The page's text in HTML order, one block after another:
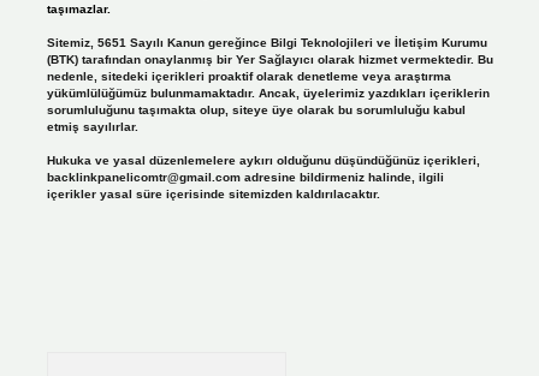
taşımazlar.
Sitemiz, 5651 Sayılı Kanun gereğince Bilgi Teknolojileri ve İletişim Kurumu
(BTK) tarafından onaylanmış bir Yer Sağlayıcı olarak hizmet vermektedir. Bu
nedenle, sitedeki içerikleri proaktif olarak denetleme veya araştırma
yükümlülüğümüz bulunmamaktadır. Ancak, üyelerimiz yazdıkları içeriklerin
sorumluluğunu taşımakta olup, siteye üye olarak bu sorumluluğu kabul
etmiş sayılırlar.
Hukuka ve yasal düzenlemelere aykırı olduğunu düşündüğünüz içerikleri,
backlinkpanelicomtr@gmail.comadresine bildirmeniz halinde, ilgili
içerikler yasal süre içerisinde sitemizden kaldırılacaktır.